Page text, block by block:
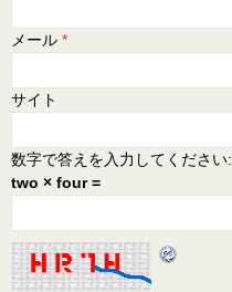
メール *
サイト
数字で答えを入力してください:
two × four =